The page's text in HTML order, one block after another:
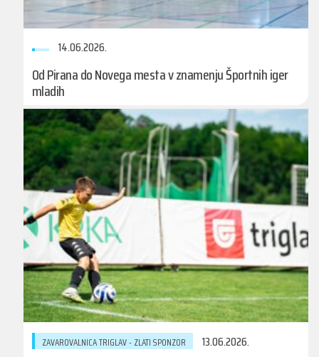
14.06.2026.
Od Pirana do Novega mesta v znamenju Športnih iger
mladih
ZAVAROVALNICA TRIGLAV - ZLATI SPONZOR 13.06.2026.